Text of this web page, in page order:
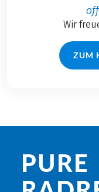
Wir
ZUM
PURE